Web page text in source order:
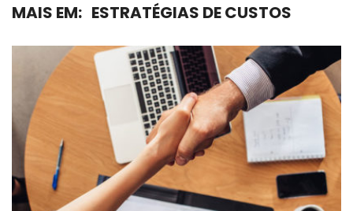
MAIS EM: ESTRATÉGIAS DE CUSTOS